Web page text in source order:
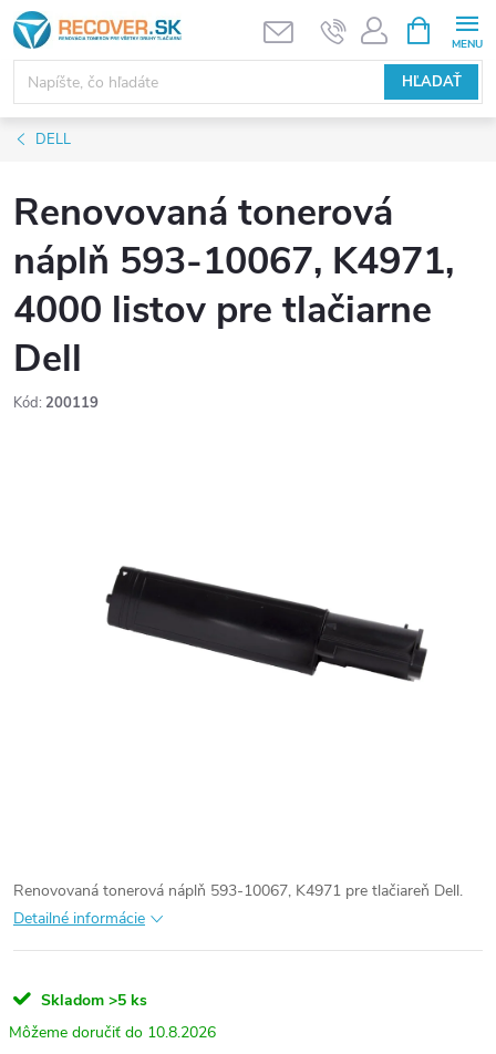
Prejsť
na
obsah
HĽADAŤ
KOŠÍK
DELL
Renovovaná tonerová
náplň 593-10067, K4971,
4000 listov pre tlačiarne
Dell
Kód: 200119
Renovovaná tonerová náplň 593-10067, K4971 pre tlačiareň Dell.
Detailné informácie
Skladom >5 ks
10.8.2026